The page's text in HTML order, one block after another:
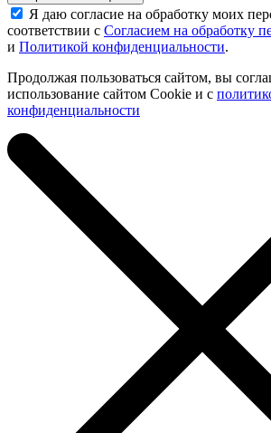
Я даю согласие на обработку моих
соответствии с Согласием на обработку
и Политикой конфиденциальности.
Продолжая пользоваться сайтом, вы
использование сайтом Cookie и с
конфиденциальности